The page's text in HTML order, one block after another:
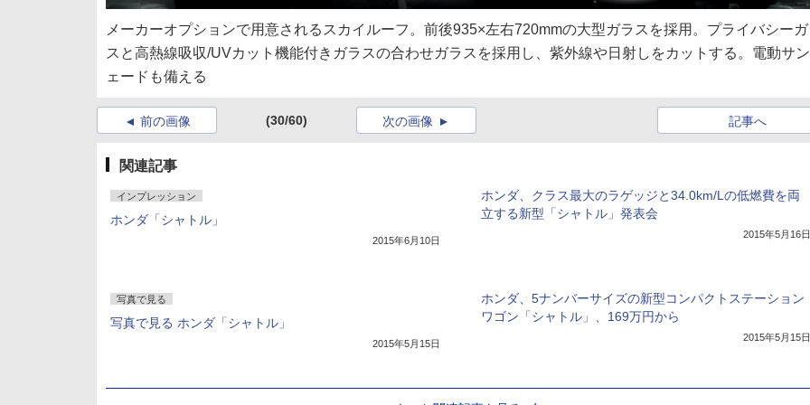
メーカーオプションで用意されるスカイルーフ。前後935×左右720mmの大型ガラスを採用。プライバシーガ
スと高熱線吸収/UVカット機能付きガラスの合わせガラスを採用し、紫外線や日射しをカットする。電動サ
ェードも備える
前の画像 (30/60) 記事へ
次の画像
関連記事
インプレッション
ホンダ「シャトル」
2015年6月10日
ホンダ、クラス最大のラゲッジと34.0km/Lの低燃費を両
立する新型「シャトル」発表会
2015年5月16日
写真で見る
写真で見る ホンダ「シャトル」
2015年5月15日
ホンダ、5ナンバーサイズの新型コンパクトステーション
ワゴン「シャトル」、169万円から
2015年5月15日